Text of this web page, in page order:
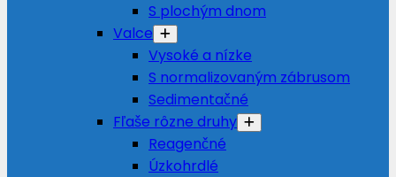
S plochým dnom
Valce
Vysoké a nízke
S normalizovaným zábrusom
Sedimentačné
Fľaše rôzne druhy
Reagenčné
Úzkohrdlé